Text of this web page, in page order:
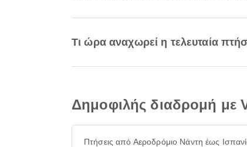
Τι ώρα αναχωρεί η τελευταία
Δημοφιλής διαδρομή με
Πτήσεις από Αεροδρόμιο Νάντη έως